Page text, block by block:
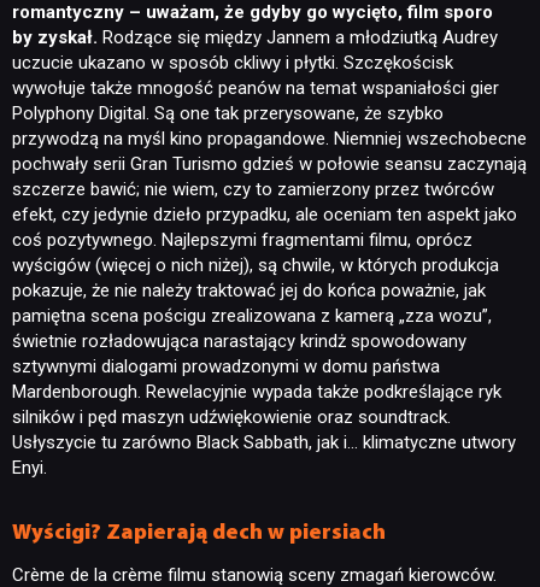
NEWSY
PUBLICYSTYKA
romantyczny – uważam, że gdyby go wycięto, film sporo
by zyskał. Rodzące się między Jannem a młodziutką Audrey
uczucie ukazano w sposób ckliwy i płytki. Szczękościsk
wywołuje także mnogość peanów na temat wspaniałości gier
Polyphony Digital. Są one tak przerysowane, że szybko
przywodzą na myśl kino propagandowe. Niemniej wszechobecne
pochwały serii Gran Turismo gdzieś w połowie seansu zaczynają
szczerze bawić; nie wiem, czy to zamierzony przez twórców
efekt, czy jedynie dzieło przypadku, ale oceniam ten aspekt jako
coś pozytywnego. Najlepszymi fragmentami filmu, oprócz
wyścigów (więcej o nich niżej), są chwile, w których produkcja
pokazuje, że nie należy traktować jej do końca poważnie, jak
pamiętna scena pościgu zrealizowana z kamerą „zza wozu”,
świetnie rozładowująca narastający krindż spowodowany
sztywnymi dialogami prowadzonymi w domu państwa
Mardenborough. Rewelacyjnie wypada także podkreślające ryk
silników i pęd maszyn udźwiękowienie oraz soundtrack.
Usłyszycie tu zarówno Black Sabbath, jak i… klimatyczne utwory
Enyi.
Wyścigi? Zapierają dech w piersiach
Crème de la crème filmu stanowią sceny zmagań kierowców.